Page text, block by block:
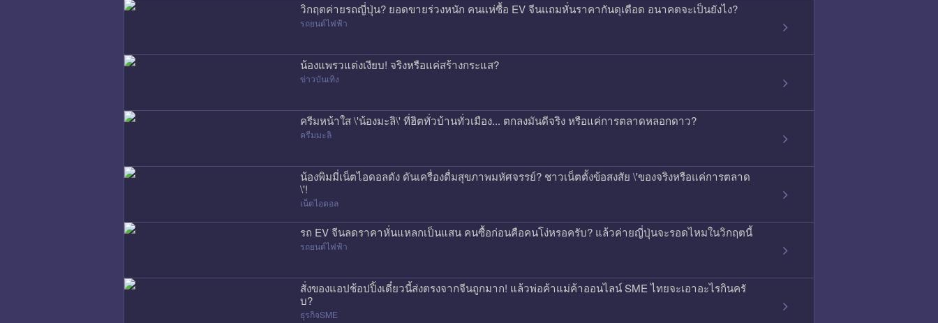
วิกฤตค่ายรถญี่ปุ่น? ยอดขายร่วงหนัก คนแห่ซื้อ EV จีนแถมหั่นราคากันดุเดือด อนาคตจะเป็นยังไง?
รถยนต์ไฟฟ้า
น้องแพรวแต่งเงียบ! จริงหรือแค่สร้างกระแส?
ข่าวบันเทิง
ครีมหน้าใส \'น้องมะลิ\' ที่ฮิตทั่วบ้านทั่วเมือง... ตกลงมันดีจริง หรือแค่การตลาดหลอกดาว?
ครีมมะลิ
น้องพิมมี่เน็ตไอดอลดัง ดันเครื่องดื่มสุขภาพมหัศจรรย์? ชาวเน็ตตั้งข้อสงสัย \'ของจริงหรือแค่การตลาด
\'!
เน็ตไอดอล
รถ EV จีนลดราคาหั่นแหลกเป็นแสน คนซื้อก่อนคือคนโง่หรอครับ? แล้วค่ายญี่ปุ่นจะรอดไหมในวิกฤตนี้
รถยนต์ไฟฟ้า
สั่งของแอปช้อปปิ้งเดี๋ยวนี้ส่งตรงจากจีนถูกมาก! แล้วพ่อค้าแม่ค้าออนไลน์ SME ไทยจะเอาอะไรกินครั
บ?
ธุรกิจSME